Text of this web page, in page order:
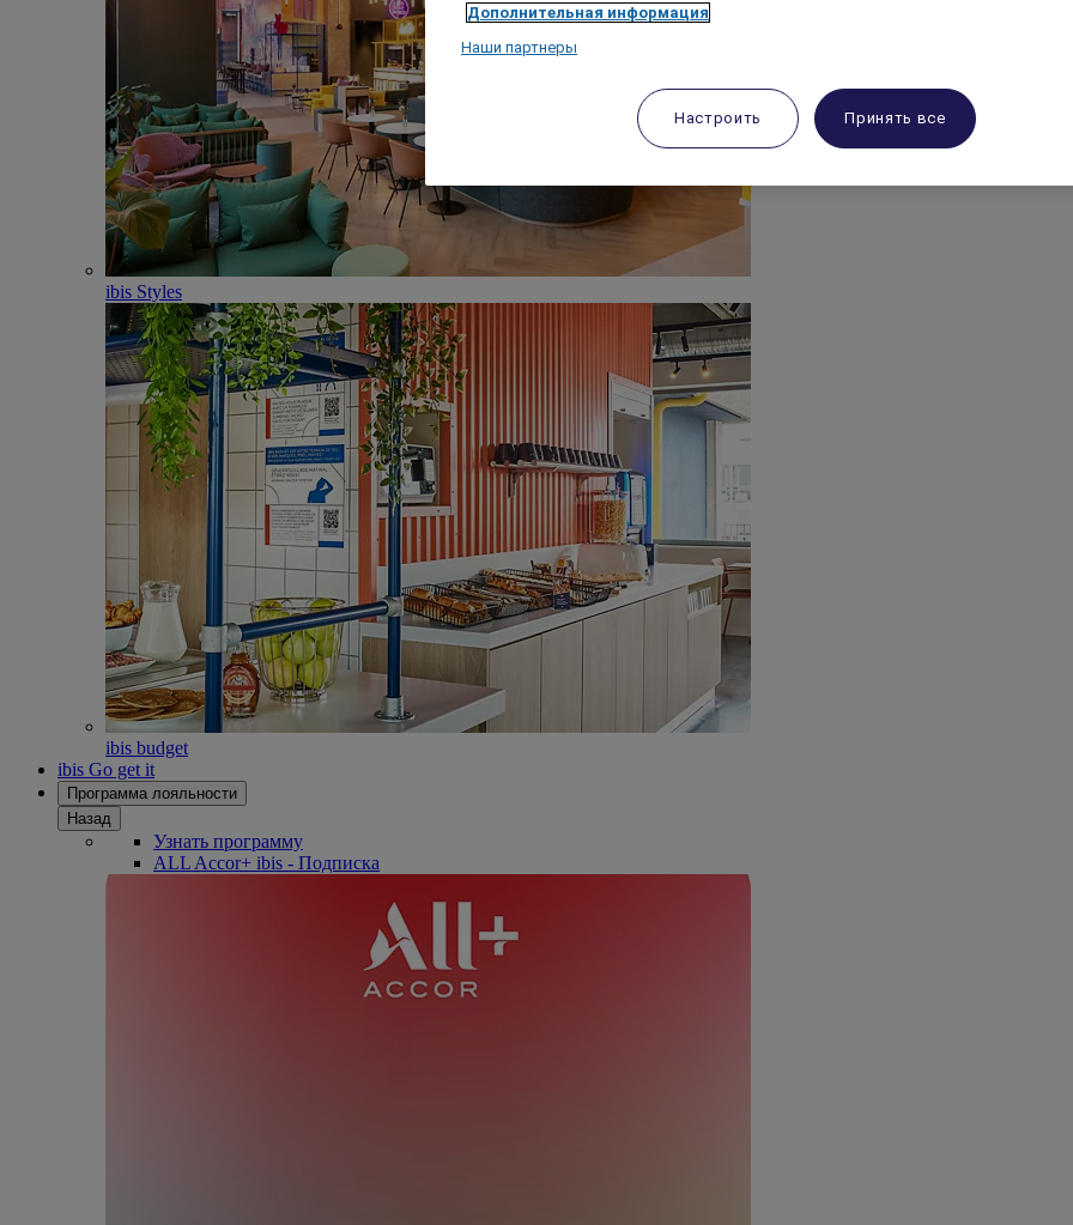
ibis Styles
ibis budget
ibis Go get it
Программа лояльности
Назад
Узнать программу
ALL Accor+ ibis - Подписка
Дополнительная информация
Наши партнеры
Настроить Принять все